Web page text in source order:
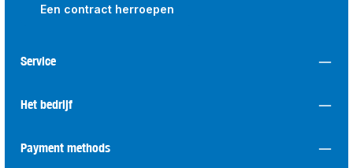
Een contract herroepen
Service
Het bedrijf
Payment methods